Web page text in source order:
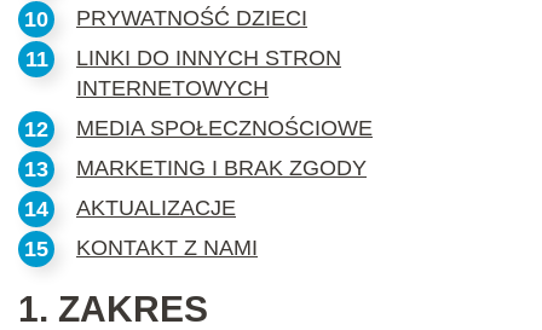
PRYWATNOŚĆ DZIECI
LINKI DO INNYCH STRON
INTERNETOWYCH
MEDIA SPOŁECZNOŚCIOWE
MARKETING I BRAK ZGODY
AKTUALIZACJE
KONTAKT Z NAMI
1. ZAKRES